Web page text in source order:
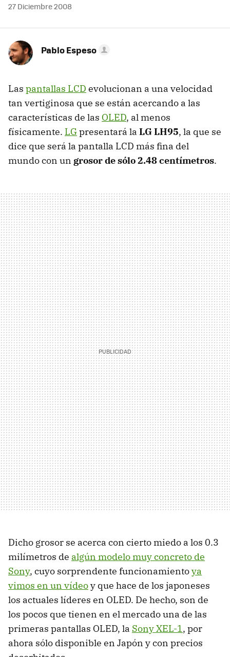
27 Diciembre 2008
Pablo Espeso
Las pantallas LCD evolucionan a una velocidad
tan vertiginosa que se están acercando a las
características de las OLED, al menos
físicamente. LGpresentará la LG LH95, la que se
dice que será la pantalla LCD más fina del
mundo con un grosor de sólo 2.48 centímetros.
Dicho grosor se acerca con cierto miedo a los 0.3
milímetros de algún modelo muy concreto de
Sony, cuyo sorprendente funcionamientoya
vimos en un vídeoy que hace de los japoneses
los actuales líderes en OLED. De hecho, son de
los pocos que tienen en el mercado una de las
primeras pantallas OLED, la Sony XEL-1, por
ahora sólo disponible en Japón y con precios